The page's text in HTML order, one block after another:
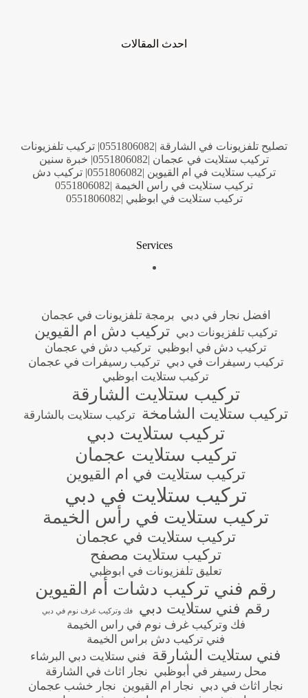
احدث المقالات
تصليح تلفزيونات في الشارقة |0551806082| تركيب تلفزيونات
تركيب ستلايت في عجمان |0551806082| خبرة سنين
تركيب ستلايت في ام القيوين |0551806082| تركيب دش
تركيب ستلايت في راس الخيمة |0551806082
تركيب ستلايت في ابوظبي |0551806082
Services
افضل نجار في دبي برمجة تلفزيونات في عجمان
تركيب تلفزيونات دبي تركيب دش ام القيوين
تركيب دش في ابوظبي تركيب دش في عجمان
تركيب رسيفرات في دبي تركيب رسيفرات في عجمان
تركيب ستلايت ابوظبي
تركيب ستلايت الشارقة
تركيب ستلايت الشامخة تركيب ستلايت بالشارقة
تركيب ستلايت دبي
تركيب ستلايت عجمان
تركيب ستلايت في ام القيوين
تركيب ستلايت في دبي
تركيب ستلايت في رأس الخيمة
تركيب ستلايت في عجمان
تركيب ستلايت مصفح
تعليق تلفزيونات في ابوظبي
رقم فني تركيب دشات أم القيوين
رقم فني ستلايت دبي فك وتركيب غرف نوم في دبي
فك وتركيب غرف نوم في راس الخيمة
فني تركيب دش براس الخيمة
فني ستلايت الشارقة فني ستلايت دبي البرشاء
محل رسيفر في أبوظبي نجار اثاث في الشارقة
نجار اثاث في دبي نجار ام القيوين نجار خشب عجمان